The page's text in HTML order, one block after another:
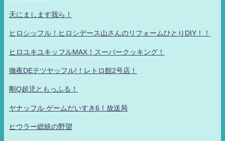
天にまします我ら！
ヒロシッフル！ヒロシデース山さんのリフォームひとりDIY！！
ヒロユキユキッフルMAX！スーパークッキング！
徹夜DEテツヤッフル!！レトロ館2号店！
剛Q超児ともっふる！
ヤナッフル ゲームだいすき6！放送局
ヒウラー総統の野望